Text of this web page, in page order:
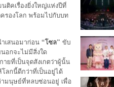
ติคเรื่องยิ่งใหญ่แห่งปีที่
รองโลก พร้อมไปกับบท
เสนอมาก่อน “โซล” ขับ
อกจะไม่มีสิ่งใด
ยที่เป็นจุดสังเกตว่าผู้นั้น
โลกนี้ดีกว่าที่เป็นอยู่ได้
มนุษย์ที่หลบซ่อนอยู่ เพื่อ